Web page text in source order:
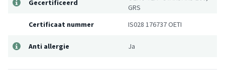
Gecertificeerd
GRS
Certificaat nummer
IS028 176737 OETI
Anti allergie Ja